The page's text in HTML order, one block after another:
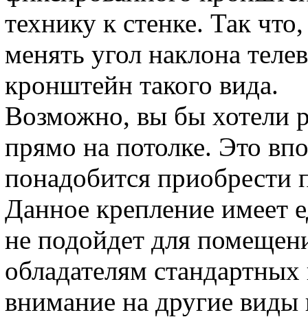
технику к стенке. Так
менять угол наклона
кронштейн такого вида.
Возможно, вы бы хотели
прямо на потолке. Это
понадобится
Данное крепление имеет
не подойдет для
обладателям
внимание на другие виды